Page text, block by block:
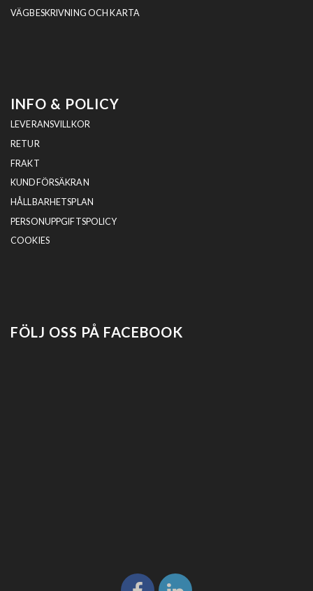
VÄGBESKRIVNING OCH KARTA
INFO & POLICY
LEVERANSVILLKOR
RETUR
FRAKT
KUNDFÖRSÄKRAN
HÅLLBARHETSPLAN
PERSONUPPGIFTSPOLICY
COOKIES
FÖLJ OSS PÅ FACEBOOK